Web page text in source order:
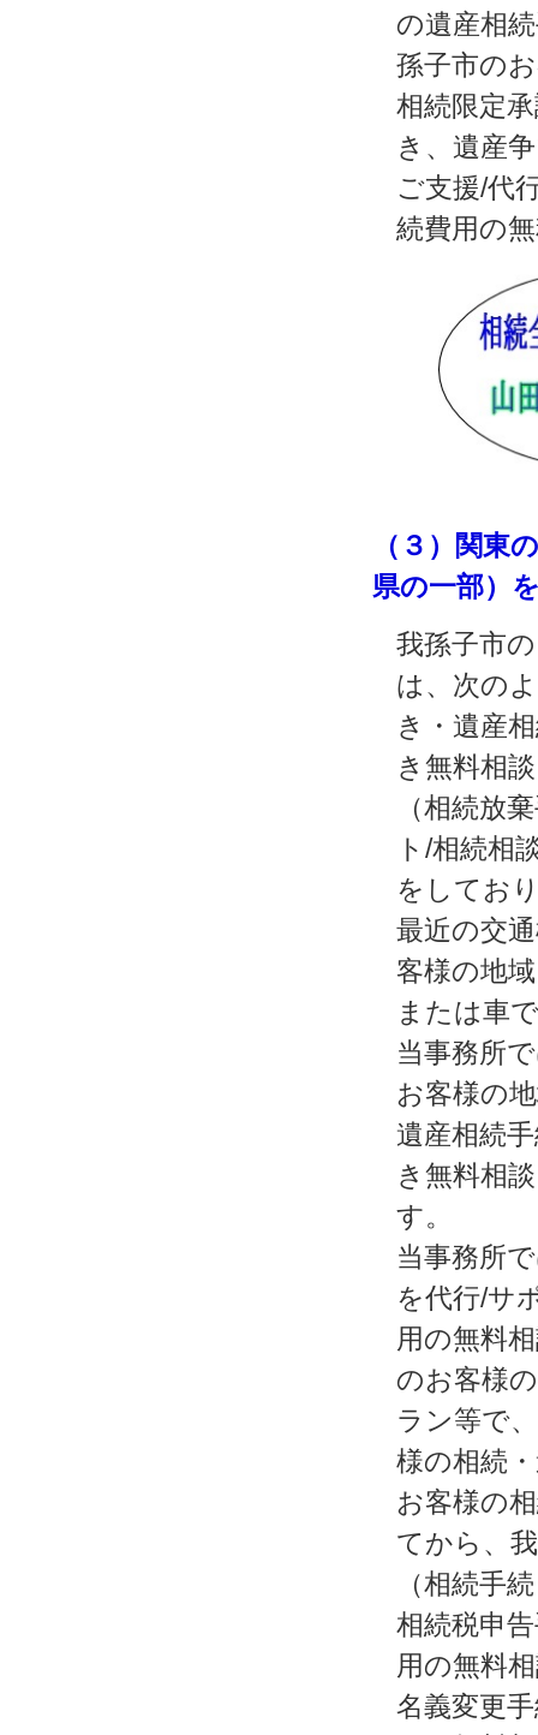
の遺産相
孫子市の
相続限定
き、遺産
ご支援/代
続費用の
（３）関東
県の一部）
我孫子市
は、次の
き・遺産
き無料相
（相続放
ト/相続相
をしてお
最近の交
客様の地
または車
当事務所
お客様の
遺産相続
き無料相
す。
当事務所
を代行/サ
用の無料
のお客様
ラン等で
様の相続
お客様の
てから、
（相続手
相続税申
用の無料
名義変更